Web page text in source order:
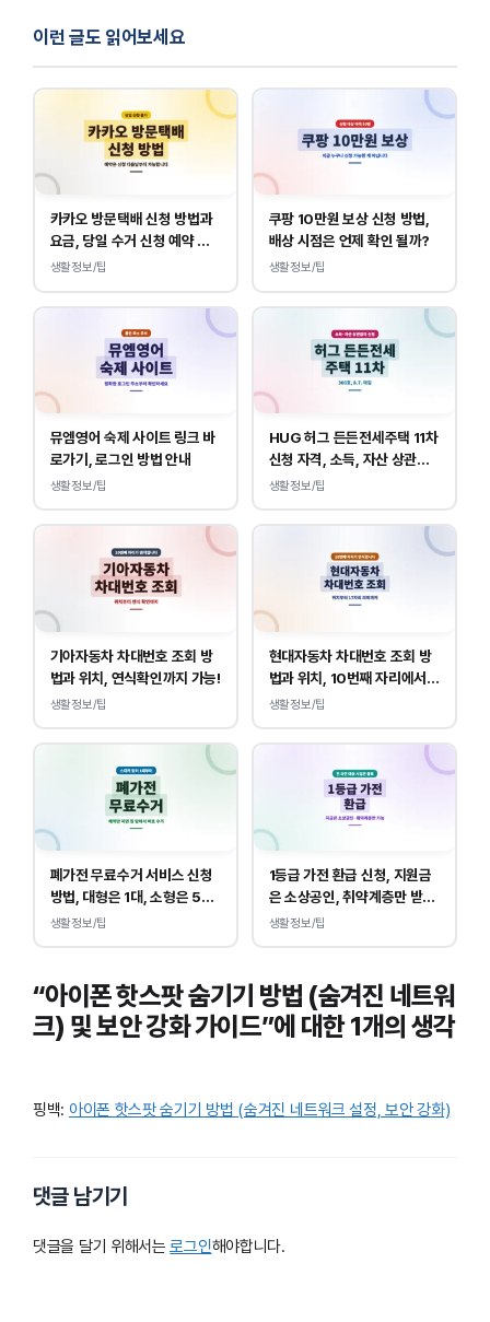
이런 글도 읽어보세요
카카오 방문택배 신청 방법과
요금, 당일 수거 신청 예약 안
내
생활정보/팁
쿠팡 10만원 보상 신청 방법,
배상 시점은 언제 확인 될까?
생활정보/팁
뮤엠영어 숙제 사이트 링크 바
로가기, 로그인 방법 안내
생활정보/팁
HUG 허그 든든전세주택 11차
신청 자격, 소득, 자산 상관없
이 가능합니다.
생활정보/팁
기아자동차 차대번호 조회 방
법과 위치, 연식확인까지 가능!
생활정보/팁
현대자동차 차대번호 조회 방
법과 위치, 10번째 자리에서
연식 확인!
생활정보/팁
폐가전 무료수거 서비스 신청
방법, 대형은 1대, 소형은 5개
부터 무상입니다.
생활정보/팁
1등급 가전 환급 신청, 지원금
은 소상공인, 취약계층만 받
을 수 있습니다.
생활정보/팁
“아이폰 핫스팟 숨기기 방법 (숨겨진 네트워
크) 및 보안 강화 가이드”에 대한 1개의 생각
핑백: 아이폰 핫스팟 숨기기 방법 (숨겨진 네트워크 설정, 보안 강화)
댓글 남기기
댓글을 달기 위해서는로그인해야합니다.